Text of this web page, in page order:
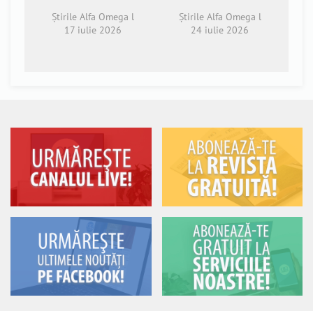
Știrile Alfa Omega l
17 iulie 2026
Știrile Alfa Omega l
24 iulie 2026